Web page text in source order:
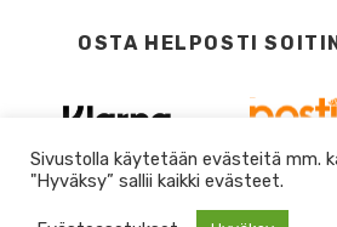
OSTA HELPOSTI
Sivustolla käytetään evästeitä mm.
"Hyväksy” sallii kaikki evästeet.